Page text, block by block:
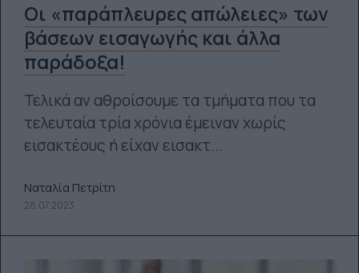
Οι «παράπλευρες απώλειες» των
βάσεων εισαγωγής και άλλα
παράδοξα!
Τελικά αν αθροίσουμε τα τμήματα που τα
τελευταία τρία χρόνια έμειναν χωρίς
εισακτέους ή είχαν εισακτ...
Ναταλία Πετρίτη
28.07.2023